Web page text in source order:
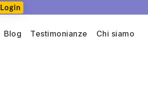
Login
Blog Testimonianze Chi siamo